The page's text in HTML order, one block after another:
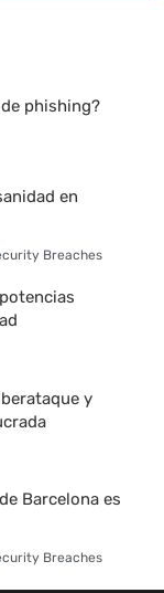
phishing?
en
Breaches
y
Barcelona es
Breaches